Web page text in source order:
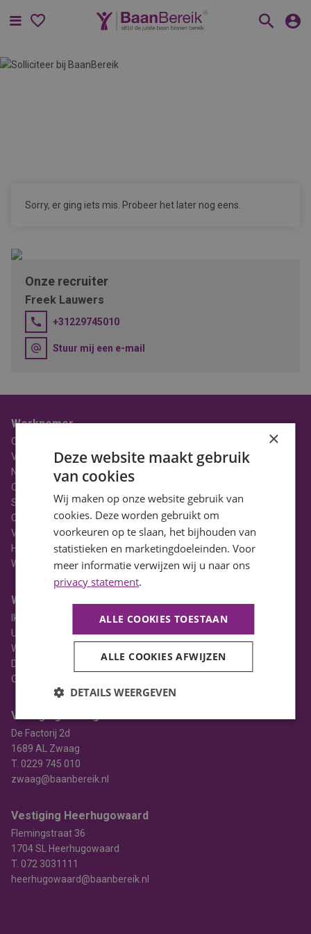
Menu
Sorry, er ging iets mis. Probeer het later nog eens.
Onze recruiter
Freek Lauwers
+31229745010
Stuur mij een e-mail
Werknemer
Over BaanBereik
Vacatures
Nieuws
Ons Team
Stages
Contact
Vacatures in Noord-Holland
HBO Vacatures
WO Vacatures
Werkgever
Ik heb een vacature
Uitzenden
Werving & selectie
Detacheren
Opleiden
Vestiging Zwaag
De Factorij 2d
1689 AL Zwaag
T. 0229 745 010
zwaag@baanbereik.nl
Vestiging Heerhugowaard
Flemingstraat 36
1704 SL Heerhugowaard
T. 072 3031111
heerhugowaard@baanbereik.nl
×
Deze website maakt gebruik
van cookies
Wij maken op onze website gebruik van
cookies. Deze worden gebruikt om
voorkeuren op te slaan, het bijhouden van
statistieken en marketingdoeleinden. Voor
meer informatie verwijzen wij u naar ons
privacy statement.
ALLE COOKIES TOESTAAN
ALLE COOKIES AFWIJZEN
DETAILS WEERGEVEN